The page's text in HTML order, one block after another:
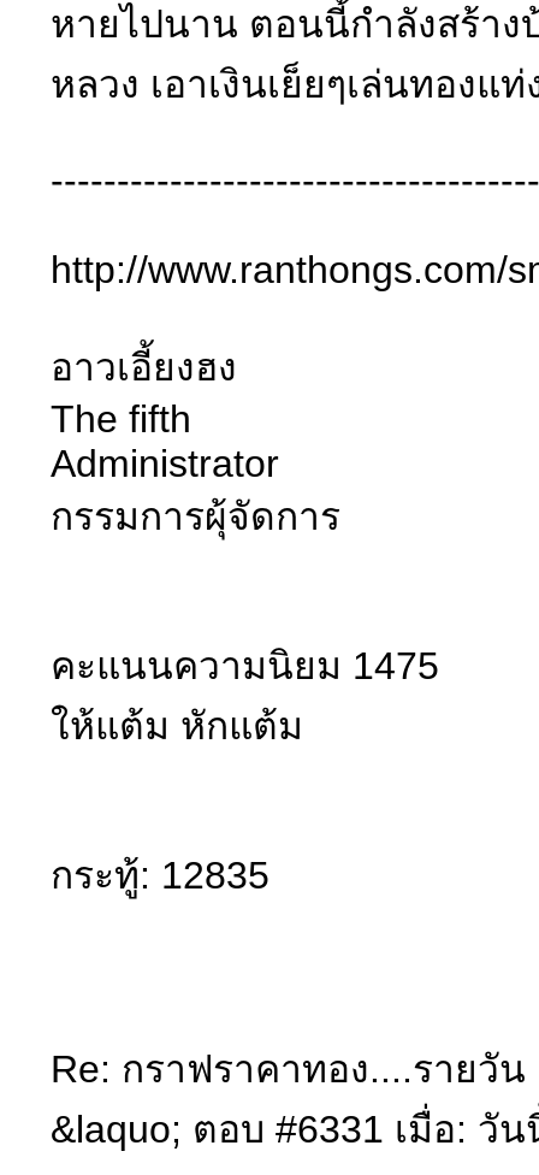
หายไปนาน ตอนนี้กำลังสร้าง
หลวง เอาเงินเย็ยๆเล่นทอง
http://www.ranthongs.com/
อาวเอี้ยงฮง
The fifth
Administrator
กรรมการผุ้จัดการ
คะแนนความนิยม 1475
ให้แต้ม หักแต้ม
กระทู้: 12835
Re: กราฟราคาทอง....รายวัน
&laquo; ตอบ #6331 เมื่อ: วั